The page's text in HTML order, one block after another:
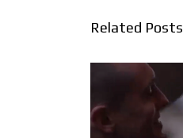
Related Posts